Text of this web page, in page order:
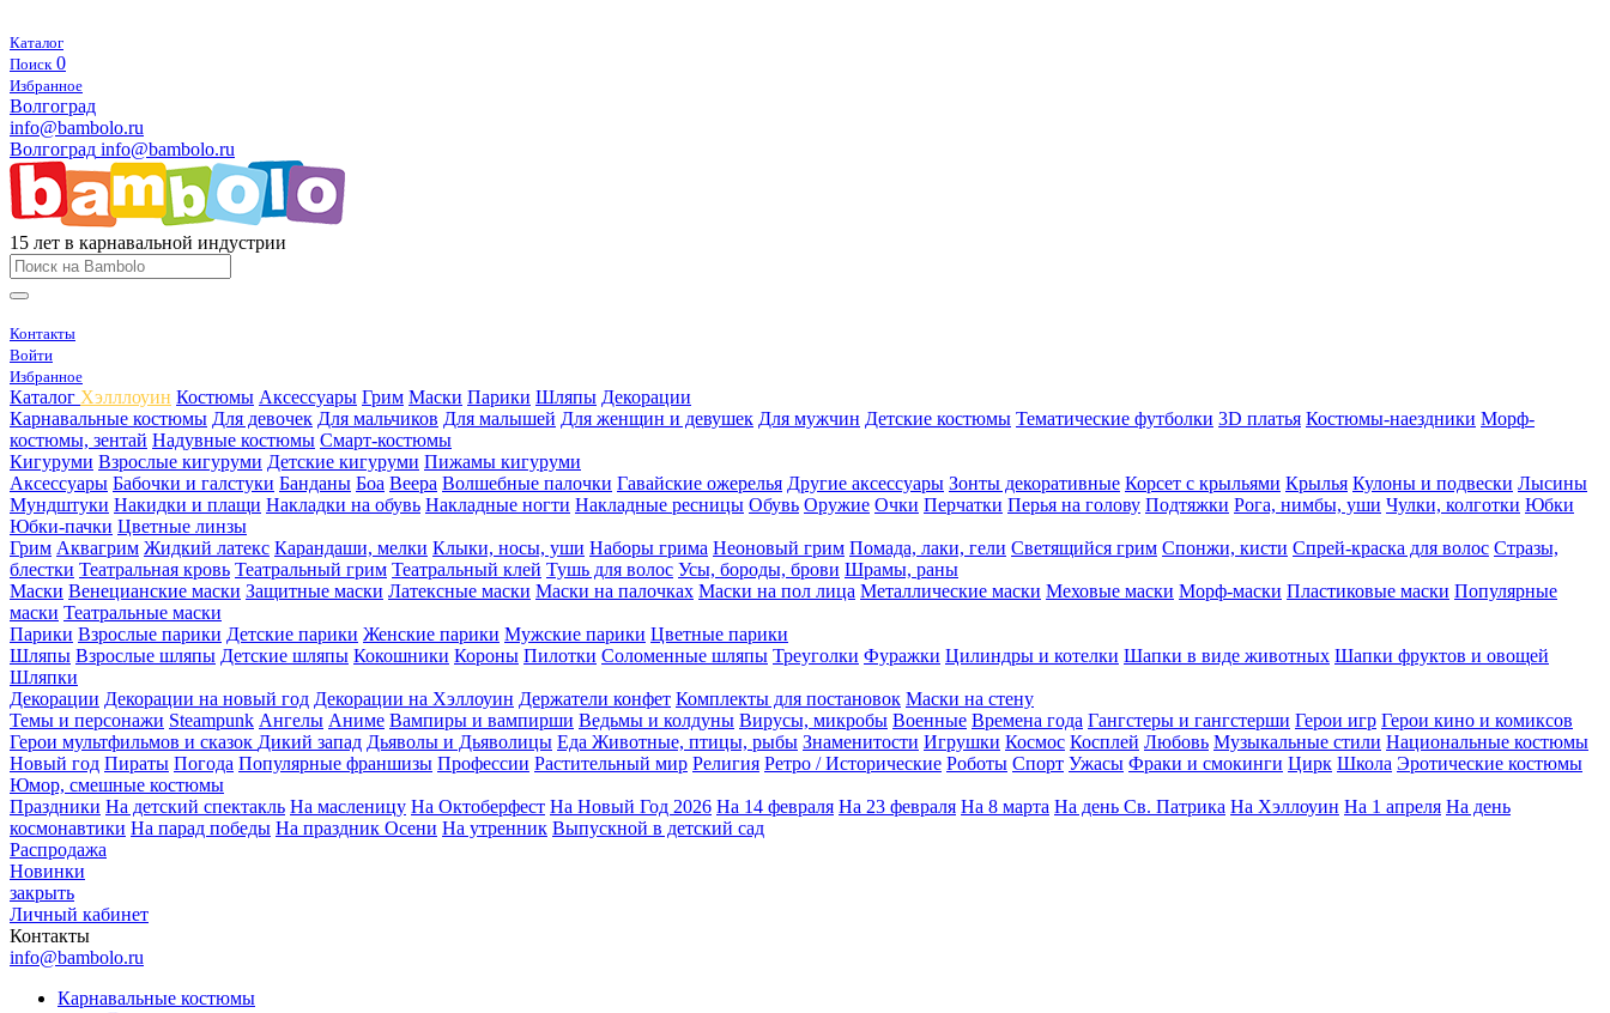
Каталог
Поиск 0
Избранное
Волгоград
info@bambolo.ru
Волгоград info@bambolo.ru
15 лет в карнавальной индустрии
Контакты
Войти
Избранное
Каталог Хэлллоуин Костюмы Аксессуары Грим Маски Парики Шляпы Декорации
Карнавальные костюмы Для девочек Для мальчиков Для малышей Для женщин и девушек Для мужчин Детские костюмы Тематические футболки 3D платья Костюмы-наездники Морф-
костюмы, зентай Надувные костюмы Смарт-костюмы
Кигуруми Взрослые кигуруми Детские кигуруми Пижамы кигуруми
Аксессуары Бабочки и галстуки Банданы Боа Веера Волшебные палочки Гавайские ожерелья Другие аксессуары Зонты декоративные Корсет с крыльями Крылья Кулоны и подвески Лысины
Мундштуки Накидки и плащи Накладки на обувь Накладные ногти Накладные ресницы Обувь Оружие Очки Перчатки Перья на голову Подтяжки Рога, нимбы, уши Чулки, колготки Юбки
Юбки-пачки Цветные линзы
Грим Аквагрим Жидкий латекс Карандаши, мелки Клыки, носы, уши Наборы грима Неоновый грим Помада, лаки, гели Светящийся грим Спонжи, кисти Спрей-краска для волос Стразы,
блестки Театральная кровь Театральный грим Театральный клей Тушь для волос Усы, бороды, брови Шрамы, раны
Маски Венецианские маски Защитные маски Латексные маски Маски на палочках Маски на пол лица Металлические маски Меховые маски Морф-маски Пластиковые маски Популярные
маски Театральные маски
Парики Взрослые парики Детские парики Женские парики Мужские парики Цветные парики
Шляпы Взрослые шляпы Детские шляпы Кокошники Короны Пилотки Соломенные шляпы Треуголки Фуражки Цилиндры и котелки Шапки в виде животных Шапки фруктов и овощей
Шляпки
Декорации Декорации на новый год Декорации на Хэллоуин Держатели конфет Комплекты для постановок Маски на стену
Темы и персонажи Steampunk Ангелы Аниме Вампиры и вампирши Ведьмы и колдуны Вирусы, микробы Военные Времена года Гангстеры и гангстерши Герои игр Герои кино и комиксов
Герои мультфильмов и сказок Дикий запад Дьяволы и Дьяволицы Еда Животные, птицы, рыбы Знаменитости Игрушки Космос Косплей Любовь Музыкальные стили Национальные костюмы
Новый год Пираты Погода Популярные франшизы Профессии Растительный мир Религия Ретро / Исторические Роботы Спорт Ужасы Фраки и смокинги Цирк Школа Эротические костюмы
Юмор, смешные костюмы
Праздники На детский спектакль На масленицу На Октоберфест На Новый Год 2026 На 14 февраля На 23 февраля На 8 марта На день Св. Патрика На Хэллоуин На 1 апреля На день
космонавтики На парад победы На праздник Осени На утренник Выпускной в детский сад
Распродажа
Новинки
закрыть
Личный кабинет
Контакты
info@bambolo.ru
Карнавальные костюмы